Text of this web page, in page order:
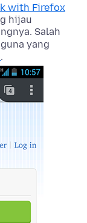
with Firefox
hijau
Salah
yang
.